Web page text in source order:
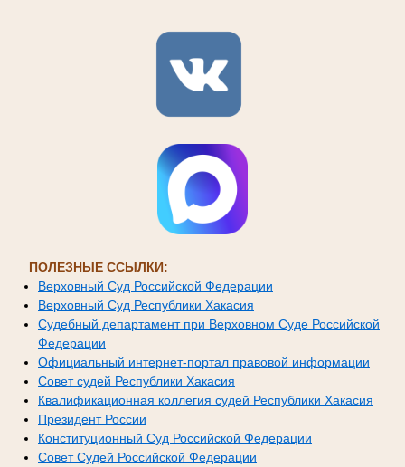
ПОЛЕЗНЫЕ ССЫЛКИ:
Верховный Суд Российской Федерации
Верховный Суд Республики Хакасия
Судебный департамент при Верховном Суде Российской
Федерации
Официальный интернет-портал правовой информации
Совет судей Республики Хакасия
Квалификационная коллегия судей Республики Хакасия
Президент России
Конституционный Суд Российской Федерации
Совет Судей Российской Федерации